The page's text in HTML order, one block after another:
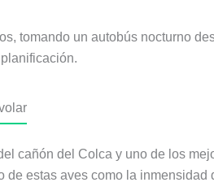
tomando un autobús nocturno
cañón del Colca y uno de los
estas aves como la inmensidad